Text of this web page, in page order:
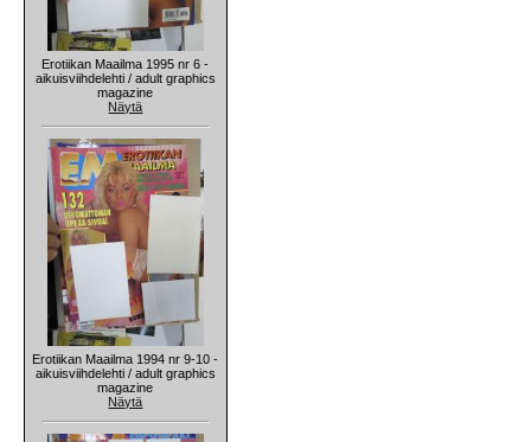
Erotiikan Maailma 1995 nr 6 -
aikuisviihdelehti / adult graphics
magazine
Näytä
Erotiikan Maailma 1994 nr 9-10 -
aikuisviihdelehti / adult graphics
magazine
Näytä